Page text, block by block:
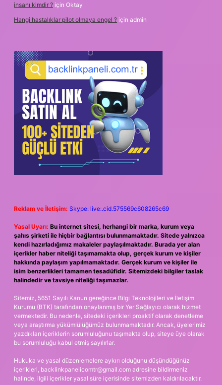
insanı kimdir ? için Oktay
Hangi hastalıklar pilot olmaya engel ? için admin
Reklam ve İletişim: Skype: live:.cid.575569c608265c69
Yasal Uyarı: Bu internet sitesi, herhangi bir marka, kurum veya
şahıs şirketi ile hiçbir bağlantısı bulunmamaktadır. Sitede yalnızca
kendi hazırladığımız makaleler paylaşılmaktadır. Burada yer alan
içerikler haber niteliği taşımamakta olup, gerçek kurum ve kişiler
hakkında paylaşım yapılmamaktadır. Gerçek kurum ve kişiler ile
isim benzerlikleri tamamen tesadüfidir. Sitemizdeki bilgiler taslak
halindedir ve tavsiye niteliği taşımazlar.
Sitemiz, 5651 Sayılı Kanun gereğince Bilgi Teknolojileri ve İletişim
Kurumu (BTK) tarafından onaylanmış bir Yer Sağlayıcı olarak hizmet
vermektedir. Bu nedenle, sitedeki içerikleri proaktif olarak denetleme
veya araştırma yükümlülüğümüz bulunmamaktadır. Ancak, üyelerimiz
yazdıkları içeriklerin sorumluluğunu taşımakta olup, siteye üye olarak
bu sorumluluğu kabul etmiş sayılırlar.
Hukuka ve yasal düzenlemelere aykırı olduğunu düşündüğünüz
içerikleri, backlinkpanelicomtr@gmail.com adresine bildirmeniz
halinde, ilgili içerikler yasal süre içerisinde sitemizden kaldırılacaktır.